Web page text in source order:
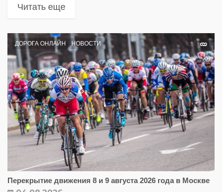
Читать еще
ДОРОГА ОНЛАЙН НОВОСТИ
Перекрытие движения 8 и 9 августа 2026 года в Москве